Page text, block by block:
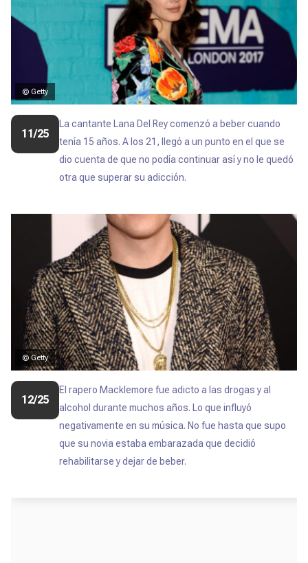
© Getty
11/25
La cantante Lana Del Rey comenzó a beber cuando
tenía 15 años. A los 21, llegó a un punto en el que se
dio cuenta de que no podía continuar así y no le quedó
otra que superar su adicción.
© Getty
12/25
El rapero Macklemore fue adicto a las drogas y al
alcohol durante muchos años. Lo que influyó
negativamente en su música. No fue hasta que supo
que su novia estaba embarazada que decidió
rehabilitarse y dejar de beber.